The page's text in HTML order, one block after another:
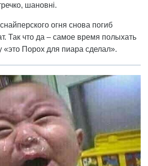
шановні.
огня снова погиб
Так что да – самое время полыхать
«это Порох для пиара сделал».